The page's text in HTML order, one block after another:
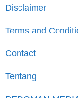
Disclaimer
Terms and
Contact
Tentang